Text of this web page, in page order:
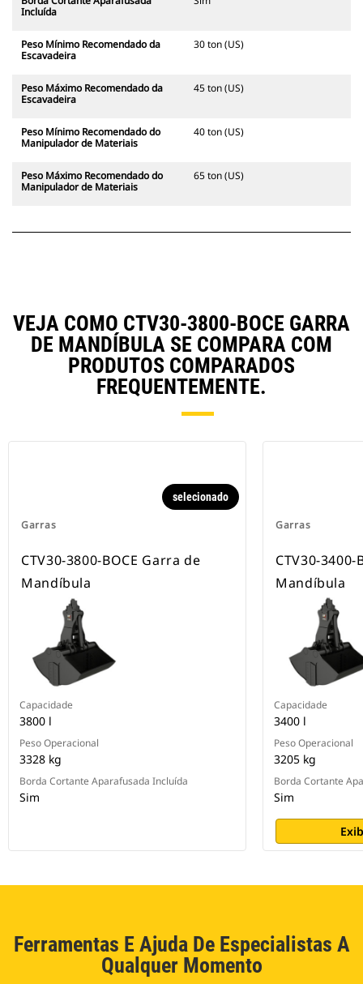
Incluída
Peso Mínimo Recomendado da
Escavadeira
30 ton (US)
Peso Máximo Recomendado da
Escavadeira
45 ton (US)
Peso Mínimo Recomendado do
Manipulador de Materiais
40 ton (US)
Peso Máximo Recomendado do
Manipulador de Materiais
65 ton (US)
VEJA COMO CTV30-3800-BOCE GARRA
DE MANDÍBULA SE COMPARA COM
PRODUTOS COMPARADOS
FREQUENTEMENTE.
Garras
selecionado
CTV30-3800-BOCE Garra de
Mandíbula
Capacidade
3800 l
Peso Operacional
3328 kg
Borda Cortante Aparafusada Incluída
Sim
Garras
CTV30-
Mandíbula
Capacidade
3400 l
Peso Operacional
3205 kg
Borda Cortante
Sim
Ferramentas E Ajuda De Especialistas A
Qualquer Momento